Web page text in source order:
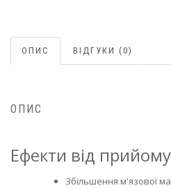
ОПИС ВІДГУКИ (0)
ОПИС
Ефекти від
Збільшення м'язової